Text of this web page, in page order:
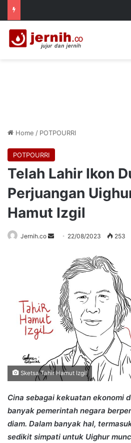
Home / POTPOURRI
POTPOURRI
Telah Lahir Ikon
Perjuangan
Hamut Izgil
Jernih.co
Send 22/08/2023 253
Sketsa Tahir Hamut Izgil
Cina sebagai kekuatan ekonomi
banyak pemerintah negara
diam. Dalam banyak hal,
sedikit simpati untuk Uighur